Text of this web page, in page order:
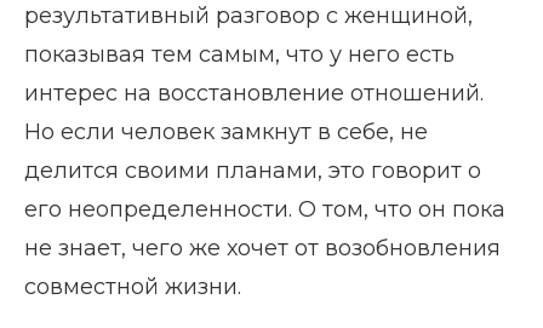
результативный разговор с женщиной,
показывая тем самым, что у него есть
интерес на восстановление отношений.
Но если человек замкнут в себе, не
делится своими планами, это говорит о
его неопределенности. О том, что он пока
не знает, чего же хочет от возобновления
совместной жизни.